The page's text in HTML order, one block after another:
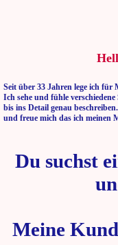
Seit über 33 Jahren lege ich für
Ich sehe und fühle
bis ins Detail genau
und freue mich das ich meinen
Du suchst
Meine